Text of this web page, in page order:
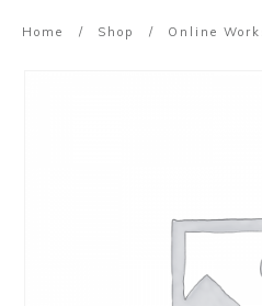
Home / Shop /